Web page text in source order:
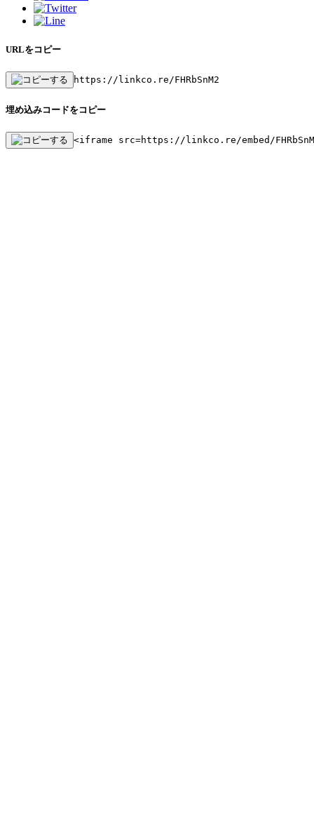
URLをコピー
https://linkco.re/FHRbSnM2
埋め込みコードをコピー
<iframe src=https://linkco.re/embed/